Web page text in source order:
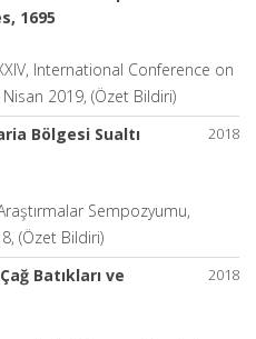
1695
International Conference on
2019, (Özet Bildiri)
2018
Bölgesi Sualtı
Sempozyumu,
(Özet Bildiri)
2018
Batıkları ve